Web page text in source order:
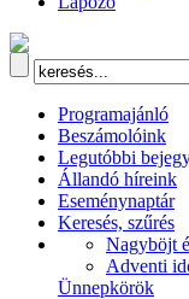
Programajánló
Beszámolóink
Legutóbbi
Állandó híreink
Eseménynaptár
Keresés, szűrés
Nagyböjt
Adventi
Ünnepkörök